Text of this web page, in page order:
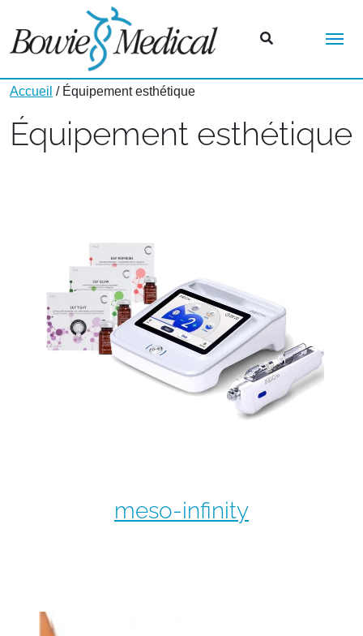
Accueil / Équipement esthétique
Équipement esthétique
meso-infinity